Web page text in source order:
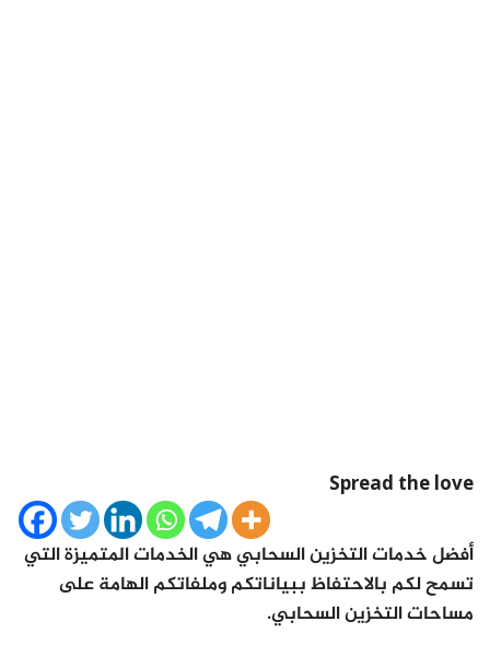
Spread the love
أفضل خدمات التخزين السحابي هي الخدمات المتميزة التي
تسمح لكم بالاحتفاظ ببياناتكم وملفاتكم الهامة على
مساحات التخزين السحابي.